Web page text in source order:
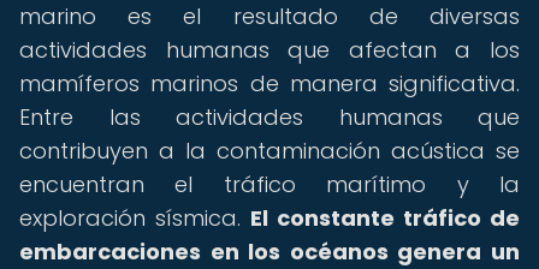
marino es el resultado de diversas
actividades humanas que afectan a los
mamíferos marinos de manera significativa.
Entre las actividades humanas que
contribuyen a la contaminación acústica se
encuentran el tráfico marítimo y la
exploración sísmica. El constante tráfico de
embarcaciones en los océanos genera un